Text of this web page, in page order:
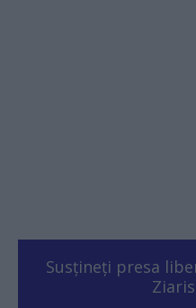
Susțineți presa